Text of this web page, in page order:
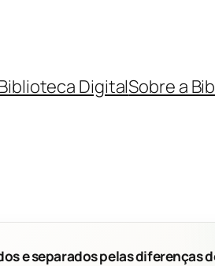
DigitalSobre a
e separados pelas diferenças